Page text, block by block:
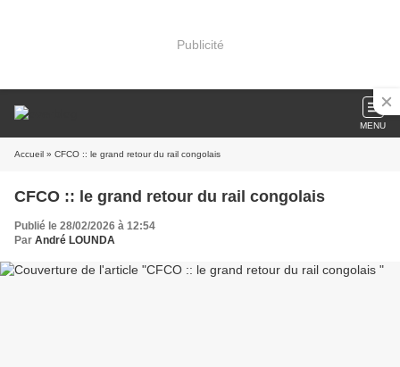
Publicité
MENU
Accueil » CFCO :: le grand retour du rail congolais
CFCO :: le grand retour du rail congolais
Publié le 28/02/2026 à 12:54
Par André LOUNDA